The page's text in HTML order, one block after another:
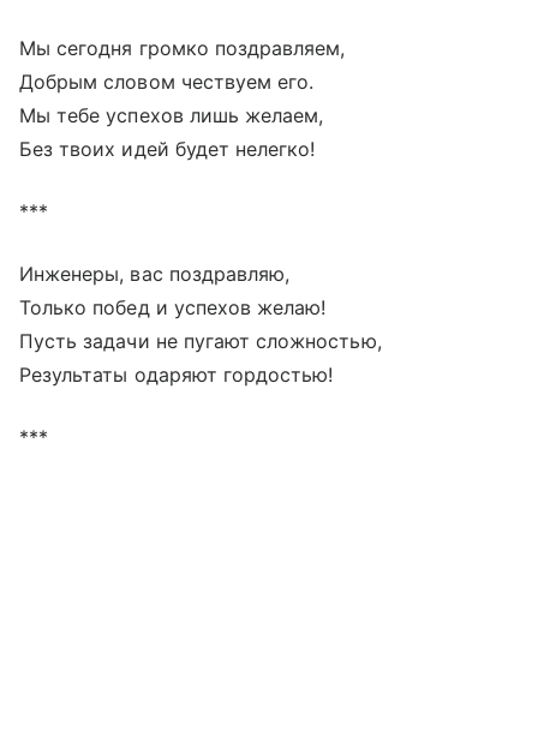
Мы сегодня громко поздравляем,
Добрым словом чествуем его.
Мы тебе успехов лишь желаем,
Без твоих идей будет нелегко!
***
Инженеры, вас поздравляю,
Только побед и успехов желаю!
Пусть задачи не пугают сложностью,
Результаты одаряют гордостью!
***